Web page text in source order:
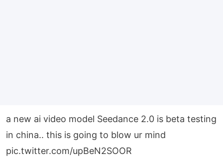
a new ai video model Seedance 2.0 is beta testing
in china.. this is going to blow ur mind
pic.twitter.com/upBeN2SOOR